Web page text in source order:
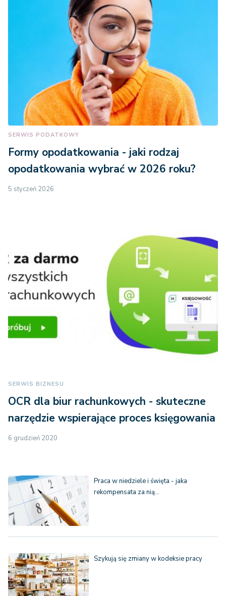
SERWIS PODATKOWY
Formy opodatkowania - jaki rodzaj
opodatkowania wybrać w 2026 roku?
5 styczeń 2026
SERWIS BIZNESU
OCR dla biur rachunkowych - skuteczne
narzędzie wspierające proces księgowania
6 grudzień 2020
Praca w niedziele i święta - jaka
rekompensata za nią…
Szykują się zmiany w kodeksie pracy